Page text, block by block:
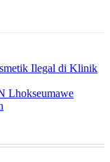
Ilegal di Klinik
Lhokseumawe